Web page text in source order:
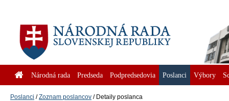
Národná rada Predseda Podpredsedovia Poslanci Výbory
Poslanci Zoznam poslancov Detaily poslanca